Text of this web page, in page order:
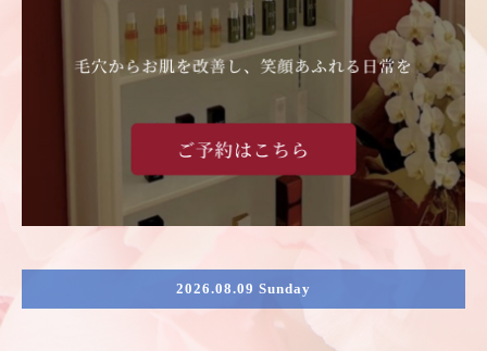
2026.08.09 Sunday